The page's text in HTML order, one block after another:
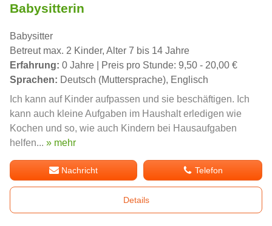
Babysitterin
Babysitter
Betreut max. 2 Kinder, Alter 7 bis 14 Jahre
Erfahrung: 0 Jahre | Preis pro Stunde: 9,50 - 20,00 €
Sprachen: Deutsch (Muttersprache), Englisch
Ich kann auf Kinder aufpassen und sie beschäftigen. Ich
kann auch kleine Aufgaben im Haushalt erledigen wie
Kochen und so, wie auch Kindern bei Hausaufgaben
helfen... » mehr
Nachricht Telefon
Details